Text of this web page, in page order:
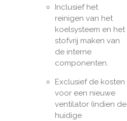
Inclusief het
reinigen van het
koelsysteem en het
stofvrij maken van
de interne
componenten.
Exclusief de kosten
voor een nieuwe
ventilator (indien de
huidige